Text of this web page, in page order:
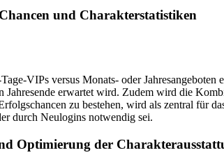
und Charakterstatistiken
VIPs versus Monats- oder
Jahresende erwartet wird. Zudem wird die
zu bestehen, wird als zentral für
durch Neulogins notwendig sei.
Optimierung der